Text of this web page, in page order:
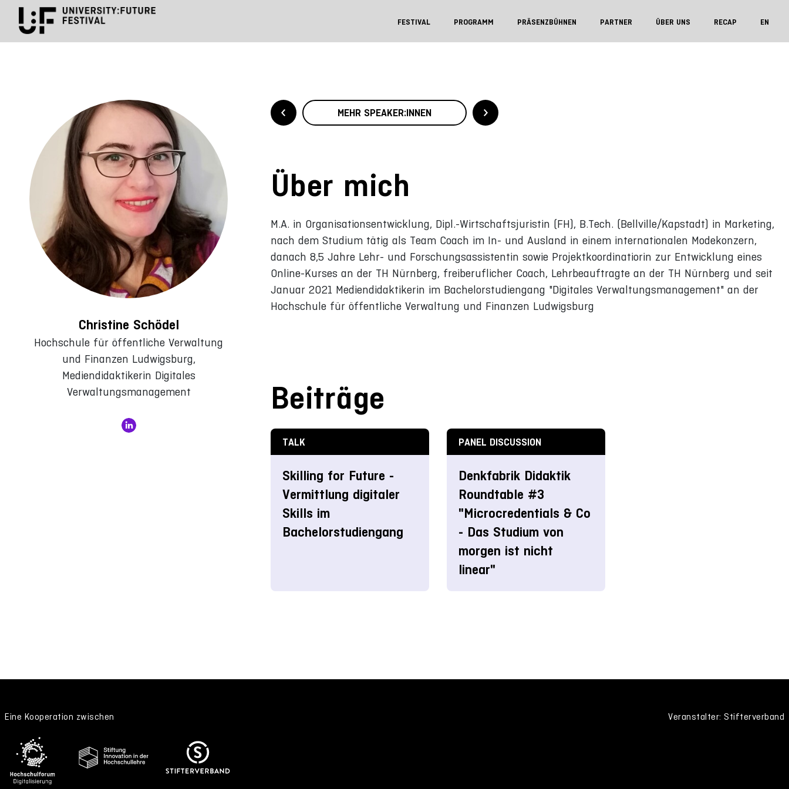
FESTIVAL PROGRAMM PRÄSENZBÜHNEN PARTNER ÜBER UNS RECAP EN
Christine Schödel
Hochschule für öffentliche Verwaltung
und Finanzen Ludwigsburg,
Mediendidaktikerin Digitales
Verwaltungsmanagement
MEHR SPEAKER:INNEN
Über mich
M.A. in Organisationsentwicklung, Dipl.-Wirtschaftsjuristin (FH), B.Tech. (Bellville/Kapstadt) in Marketing,
nach dem Studium tätig als Team Coach im In- und Ausland in einem internationalen Modekonzern,
danach 8,5 Jahre Lehr- und Forschungsassistentin sowie Projektkoordinatiorin zur Entwicklung eines
Online-Kurses an der TH Nürnberg, freiberuflicher Coach, Lehrbeauftragte an der TH Nürnberg und seit
Januar 2021 Mediendidaktikerin im Bachelorstudiengang "Digitales Verwaltungsmanagement" an der
Hochschule für öffentliche Verwaltung und Finanzen Ludwigsburg
Beiträge
TALK
Skilling for Future -
Vermittlung digitaler
Skills im
Bachelorstudiengang
PANEL DISCUSSION
Denkfabrik Didaktik
Roundtable #3
"Microcredentials & Co
- Das Studium von
morgen ist nicht
linear"
Eine Kooperation zwischen Veranstalter: Stifterverband